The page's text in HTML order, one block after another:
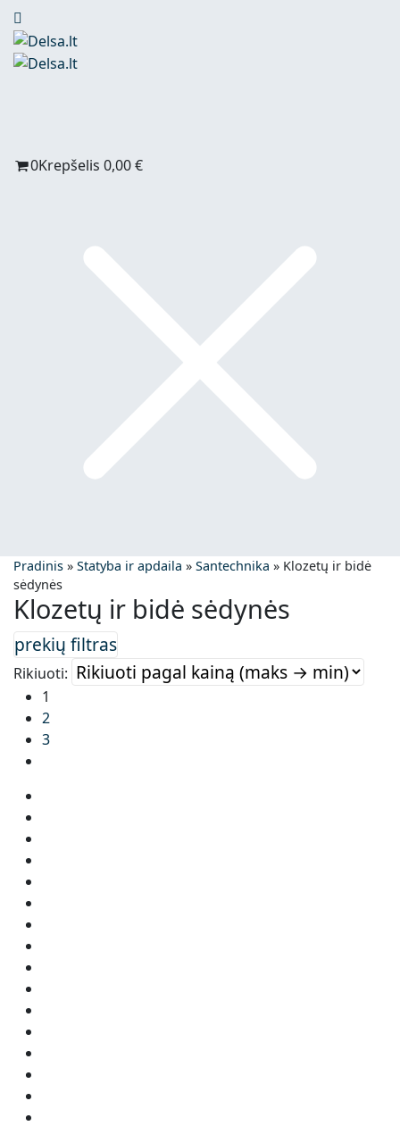
0Krepšelis0,00€
Pradinis » Statyba ir apdaila » Santechnika » Klozetų ir bidė
sėdynės
Klozetų ir bidė sėdynės
Rikiuoti:
1
2
3